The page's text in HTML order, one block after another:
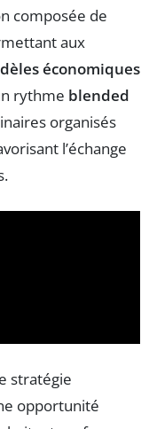
composée de
aux
économiques
rythme blended
organisés
l’échange
stratégie
opportunité